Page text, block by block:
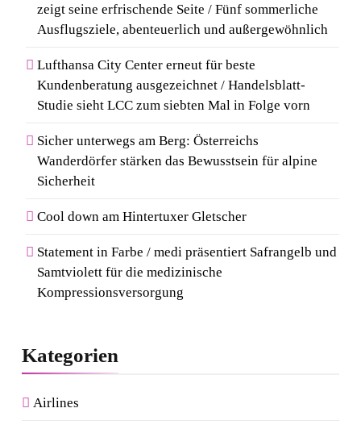
zeigt seine erfrischende Seite / Fünf sommerliche
Ausflugsziele, abenteuerlich und außergewöhnlich
Lufthansa City Center erneut für beste
Kundenberatung ausgezeichnet / Handelsblatt-
Studie sieht LCC zum siebten Mal in Folge vorn
Sicher unterwegs am Berg: Österreichs
Wanderdörfer stärken das Bewusstsein für alpine
Sicherheit
Cool down am Hintertuxer Gletscher
Statement in Farbe / medi präsentiert Safrangelb und
Samtviolett für die medizinische
Kompressionsversorgung
Kategorien
Airlines